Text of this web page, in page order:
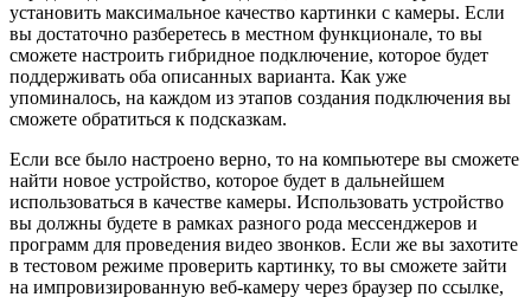
установить максимальное качество картинки с камеры. Если
вы достаточно разберетесь в местном функционале, то вы
сможете настроить гибридное подключение, которое будет
поддерживать оба описанных варианта. Как уже
упоминалось, на каждом из этапов создания подключения вы
сможете обратиться к подсказкам.
Если все было настроено верно, то на компьютере вы сможете
найти новое устройство, которое будет в дальнейшем
использоваться в качестве камеры. Использовать устройство
вы должны будете в рамках разного рода мессенджеров и
программ для проведения видео звонков. Если же вы захотите
в тестовом режиме проверить картинку, то вы сможете зайти
на импровизированную веб-камеру через браузер по ссылке,